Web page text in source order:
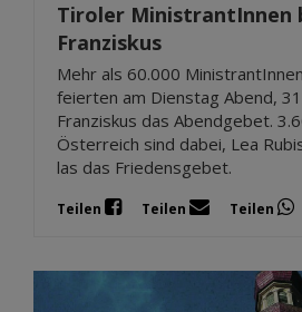
Tiroler MinistrantInnen
Franziskus
Mehr als 60.000
feierten am Dienstag Abend,
Franziskus das Abendgebet.
Österreich sind dabei, Lea
las das Friedensgebet.
Teilen Teilen Teilen